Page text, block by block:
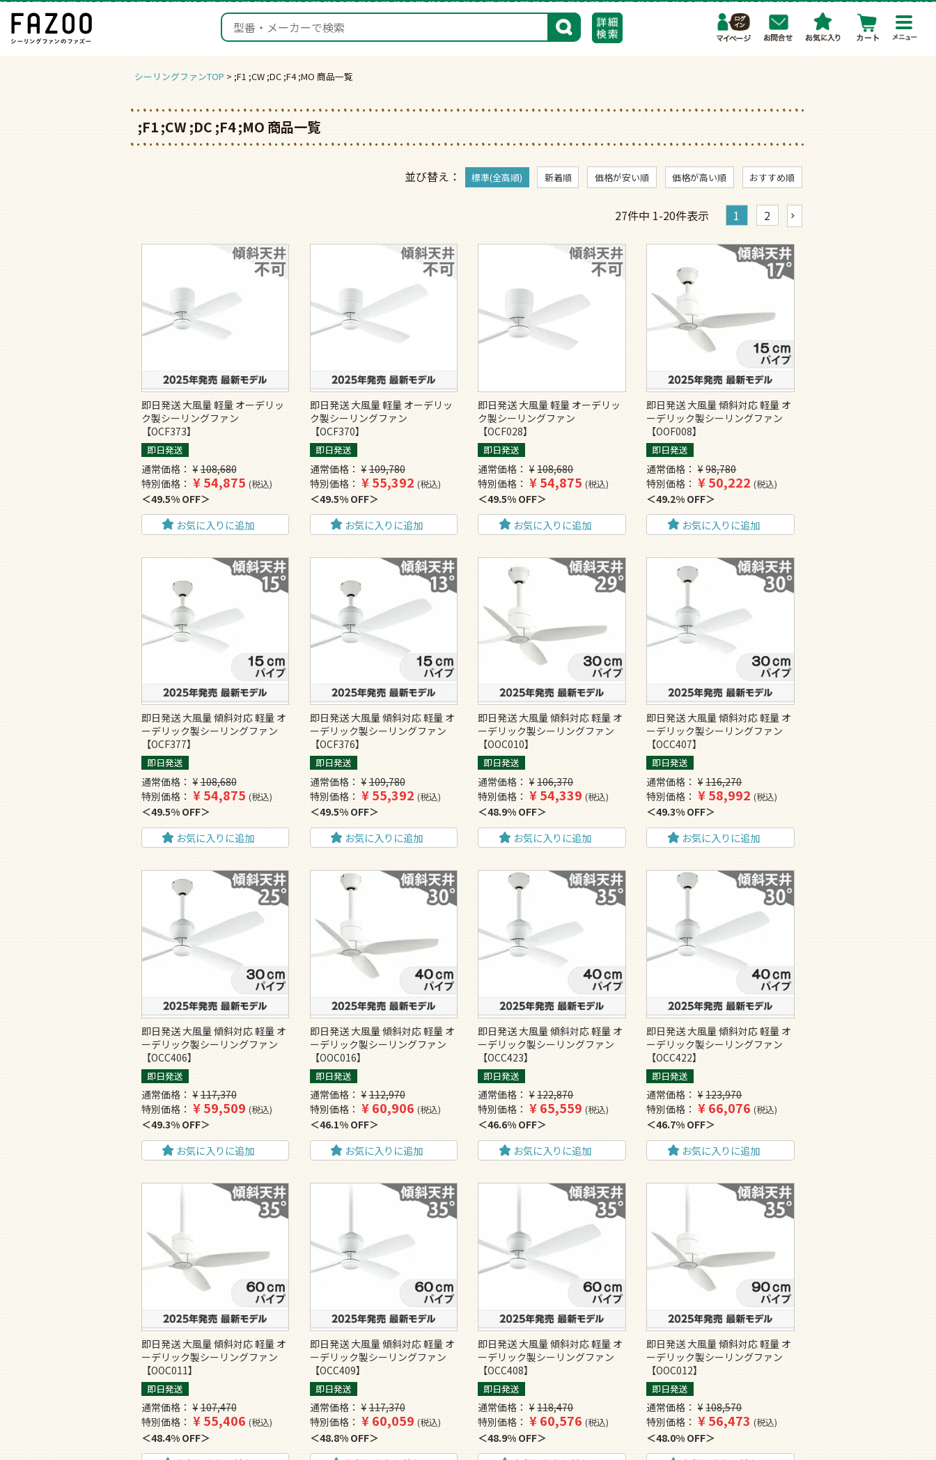
検索
シーリングファンTOP ;F1 ;CW ;DC ;F4 ;MO 商品一覧
;F1 ;CW ;DC ;F4 ;MO 商品一覧
並び替え 標準(全高順) 新着順 価格が安い順 価格が高い順 おすすめ順
27件中 1-20件表示 1 2
即日発送 大風量 軽量 オーデリッ
ク製シーリングファン
【OCF373】
即日発送
通常価格 ¥ 108,680
特別価格
¥ 54,875 税込
49.5% OFF
お気に入りに追加
即日発送 大風量 軽量 オーデリッ
ク製シーリングファン
【OCF370】
即日発送
通常価格 ¥ 109,780
特別価格
¥ 55,392 税込
49.5% OFF
お気に入りに追加
即日発送 大風量 軽量 オーデリッ
ク製シーリングファン
【OCF028】
即日発送
通常価格 ¥ 108,680
特別価格
¥54,875 税込
49.5% OFF
お気に入りに追加
即日発送 大風量 傾斜対応 軽量 オ
ーデリック製シーリングファン
【OOF008】
即日発送
通常価格 ¥ 98,780
特別価格
¥50,222 税込
49.2% OFF
お気に入りに追加
即日発送 大風量 傾斜対応 軽量 オ
ーデリック製シーリングファン
【OCF377】
即日発送
通常価格 ¥ 108,680
特別価格
¥ 54,875 税込
49.5% OFF
お気に入りに追加
即日発送 大風量 傾斜対応 軽量 オ
ーデリック製シーリングファン
【OCF376】
即日発送
通常価格 ¥ 109,780
特別価格
¥ 55,392 税込
49.5% OFF
お気に入りに追加
即日発送 大風量 傾斜対応 軽量 オ
ーデリック製シーリングファン
【OOC010】
即日発送
通常価格 ¥ 106,370
特別価格
¥54,339 税込
48.9% OFF
お気に入りに追加
即日発送 大風量 傾斜対応 軽量 オ
ーデリック製シーリングファン
【OCC407】
即日発送
通常価格 ¥ 116,270
特別価格
¥58,992 税込
49.3% OFF
お気に入りに追加
即日発送 大風量 傾斜対応 軽量 オ
ーデリック製シーリングファン
【OCC406】
即日発送
通常価格 ¥ 117,370
特別価格
¥ 59,509 税込
49.3% OFF
お気に入りに追加
即日発送 大風量 傾斜対応 軽量 オ
ーデリック製シーリングファン
【OOC016】
即日発送
通常価格 ¥ 112,970
特別価格
¥ 60,906 税込
46.1% OFF
お気に入りに追加
即日発送 大風量 傾斜対応 軽量 オ
ーデリック製シーリングファン
【OCC423】
即日発送
通常価格 ¥ 122,870
特別価格
¥65,559 税込
46.6% OFF
お気に入りに追加
即日発送 大風量 傾斜対応 軽量 オ
ーデリック製シーリングファン
【OCC422】
即日発送
通常価格 ¥ 123,970
特別価格
¥66,076 税込
46.7% OFF
お気に入りに追加
即日発送 大風量 傾斜対応 軽量 オ
ーデリック製シーリングファン
【OOC011】
即日発送
通常価格 ¥ 107,470
特別価格
¥ 55,406 税込
48.4% OFF
即日発送 大風量 傾斜対応 軽量 オ
ーデリック製シーリングファン
【OCC409】
即日発送
通常価格 ¥ 117,370
特別価格
¥ 60,059 税込
48.8% OFF
即日発送 大風量 傾斜対応 軽量 オ
ーデリック製シーリングファン
【OCC408】
即日発送
通常価格 ¥ 118,470
特別価格
¥60,576 税込
48.9% OFF
即日発送 大風量 傾斜対応 軽量 オ
ーデリック製シーリングファン
【OOC012】
即日発送
通常価格 ¥ 108,570
特別価格
¥56,473 税込
48.0% OFF